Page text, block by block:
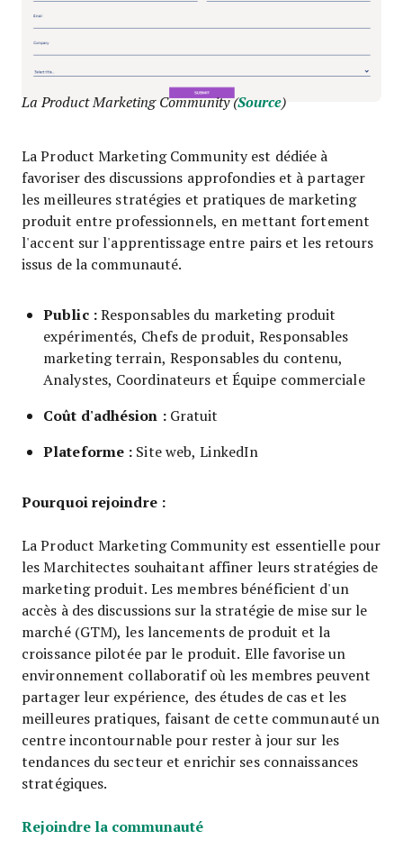
La Product Marketing Community (Source)
La Product Marketing Community est dédiée à
favoriser des discussions approfondies et à partager
les meilleures stratégies et pratiques de marketing
produit entre professionnels, en mettant fortement
l'accent sur l'apprentissage entre pairs et les retours
issus de la communauté.
Public :Responsables du marketing produit
expérimentés, Chefs de produit, Responsables
marketing terrain, Responsables du contenu,
Analystes, Coordinateurs et Équipe commerciale
Coût d'adhésion :Gratuit
Plateforme : Site web, LinkedIn
Pourquoi rejoindre :
La Product Marketing Community est essentielle pour
les Marchitectes souhaitant affiner leurs stratégies de
marketing produit. Les membres bénéficient d'un
accès à des discussions sur la stratégie de mise sur le
marché (GTM), les lancements de produit et la
croissance pilotée par le produit. Elle favorise un
environnement collaboratif où les membres peuvent
partager leur expérience, des études de cas et les
meilleures pratiques, faisant de cette communauté un
centre incontournable pour rester à jour sur les
tendances du secteur et enrichir ses connaissances
stratégiques.
Rejoindre la communautéOpens new window